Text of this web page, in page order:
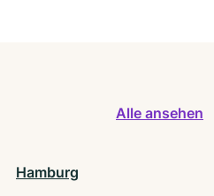
Alle ansehen
Hamburg